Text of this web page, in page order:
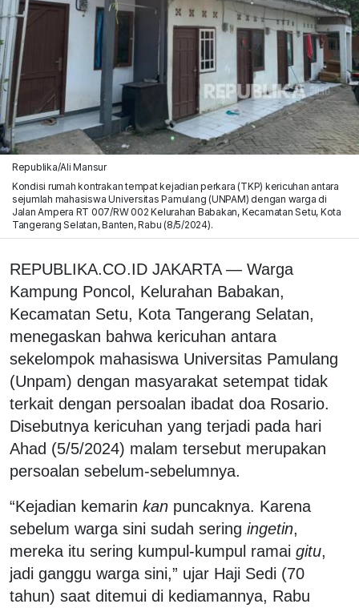
Republika/Ali Mansur
Kondisi rumah kontrakan tempat kejadian perkara (TKP) kericuhan antara
sejumlah mahasiswa Universitas Pamulang (UNPAM) dengan warga di
Jalan Ampera RT 007/RW 002 Kelurahan Babakan, Kecamatan Setu, Kota
Tangerang Selatan, Banten, Rabu (8/5/2024).
REPUBLIKA.CO.ID JAKARTA — Warga
Kampung Poncol, Kelurahan Babakan,
Kecamatan Setu, Kota Tangerang Selatan,
menegaskan bahwa kericuhan antara
sekelompok mahasiswa Universitas Pamulang
(Unpam) dengan masyarakat setempat tidak
terkait dengan persoalan ibadat doa Rosario.
Disebutnya kericuhan yang terjadi pada hari
Ahad (5/5/2024) malam tersebut merupakan
persoalan sebelum-sebelumnya.
“Kejadian kemarin kan puncaknya. Karena
sebelum warga sini sudah sering ingetin,
mereka itu sering kumpul-kumpul ramai gitu,
jadi ganggu warga sini,” ujar Haji Sedi (70
tahun) saat ditemui di kediamannya, Rabu